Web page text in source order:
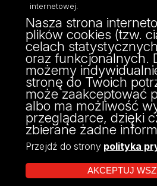
ul. Narutowicza 68, 90-136 Łódź
NIP: 724 000 32 43
Adres do doręczeń
AE:PL-74796-17640-IHHIV-17
KONTAKT
internetowej.
Nasza strona
plików cookies (tzw.
celach
oraz funkcjonalnych.
możemy
stronę do Twoich
może zaakceptować
albo ma możliwość
przeglądarce, dzięki
zbierane żadne
Przejdź do strony polityka
AKCEPTUJ